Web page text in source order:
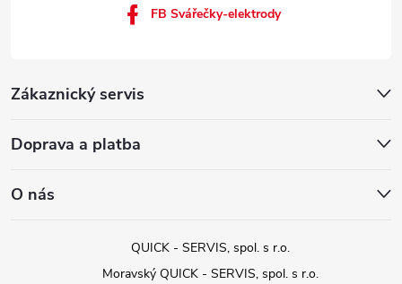
Zákaznický servis
Doprava a platba
O nás
FB Svářečky-elektrody
QUICK - SERVIS, spol. s r.o.
Moravský QUICK - SERVIS, spol. s r.o.